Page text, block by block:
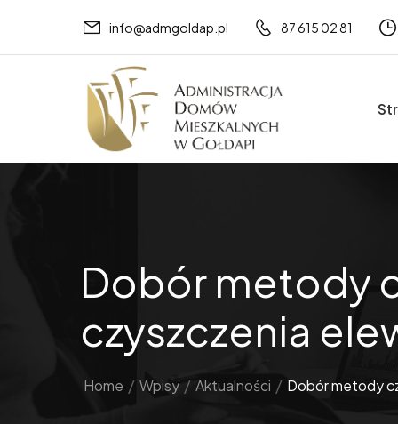
info@admgoldap.pl 87 615 02 81
Dobór metody
czyszczenia
Home / Wpisy / Aktualności / Dobór metody